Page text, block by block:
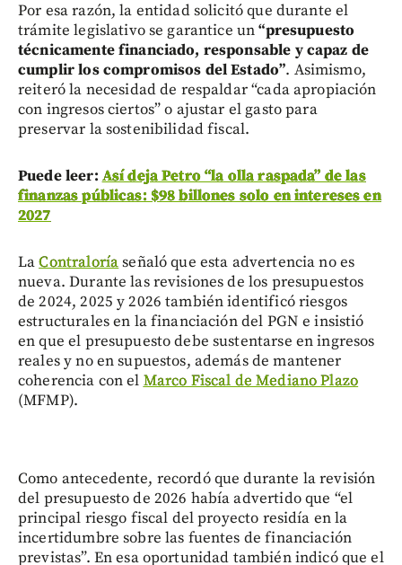
Por esa razón, la entidad solicitó que durante el
trámite legislativo se garantice un“presupuesto
técnicamente financiado, responsable y capaz de
cumplir los compromisos del Estado”. Asimismo,
reiteró la necesidad de respaldar “cada apropiación
con ingresos ciertos” o ajustar el gasto para
preservar la sostenibilidad fiscal.
Puede leer: Así deja Petro “la olla raspada” de las
finanzas públicas: $98 billones solo en intereses en
2027
LaContraloríaseñaló que esta advertencia no es
nueva. Durante las revisiones de los presupuestos
de 2024, 2025 y 2026 también identificó riesgos
estructurales en la financiación del PGN e insistió
en que el presupuesto debe sustentarse en ingresos
reales y no en supuestos, además de mantener
coherencia con el Marco Fiscal de Mediano Plazo
(MFMP).
Como antecedente, recordó que durante la revisión
del presupuesto de 2026 había advertido que “el
principal riesgo fiscal del proyecto residía en la
incertidumbre sobre las fuentes de financiación
previstas”. En esa oportunidad también indicó que el